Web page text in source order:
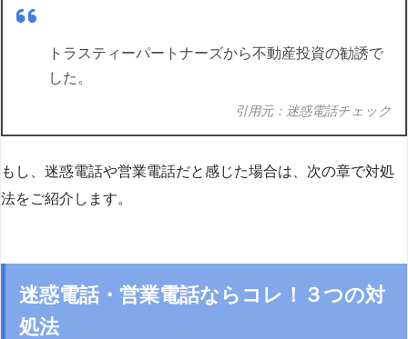
トラスティーパートナーズから不動産投資の勧誘で
した。
引用元：迷惑電話チェック
もし、迷惑電話や営業電話だと感じた場合は、次の章で対処
法をご紹介します。
迷惑電話・営業電話ならコレ！３つの対
処法